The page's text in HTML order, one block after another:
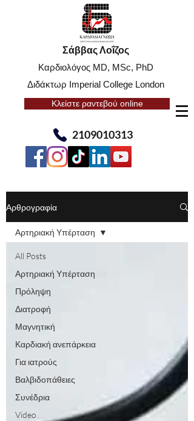
Σάββας Λοΐζος
Καρδιολόγος MD, MSc, PhD
Διδάκτωρ Imperial College London
Κλείστε ραντεβού online
2109010313
Αρθρογραφία
All Posts
Αρτηριακή Υπέρταση
Πρόληψη
Διατροφή
Μαγνητική
Καρδιακή ανεπάρκεια
Για ιατρούς
Βαλβιδοπάθειες
Συνέδρια
Video
Αρτηριακή Υπέρταση